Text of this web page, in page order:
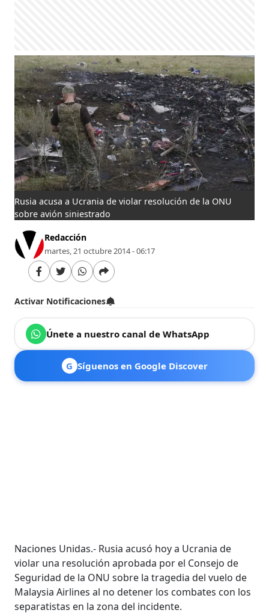
Rusia acusa a Ucrania de violar resolución de la ONU
sobre avión siniestrado
Redacción
martes, 21 octubre 2014 - 06:17
Activar Notificaciones
Únete a nuestro canal de WhatsApp
G Síguenos en Google Discover
Naciones Unidas.- Rusia acusó hoy a Ucrania de
violar una resolución aprobada por el Consejo de
Seguridad de la ONU sobre la tragedia del vuelo de
Malaysia Airlines al no detener los combates con los
separatistas en la zona del incidente.